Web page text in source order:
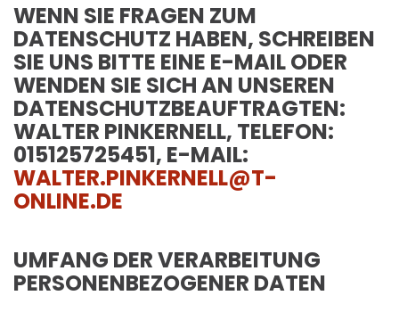
WENN SIE FRAGEN ZUM
DATENSCHUTZ HABEN, SCHREIBEN
SIE UNS BITTE EINE E-MAIL ODER
WENDEN SIE SICH AN UNSEREN
DATENSCHUTZBEAUFTRAGTEN:
WALTER PINKERNELL, TELEFON:
015125725451, E-MAIL:
WALTER.PINKERNELL@T-
ONLINE.DE
UMFANG DER VERARBEITUNG
PERSONENBEZOGENER DATEN